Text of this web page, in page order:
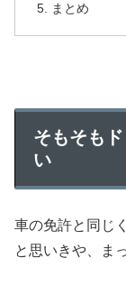
まとめ
そもそも
い
車の免許と同じ
と思いきや、ま